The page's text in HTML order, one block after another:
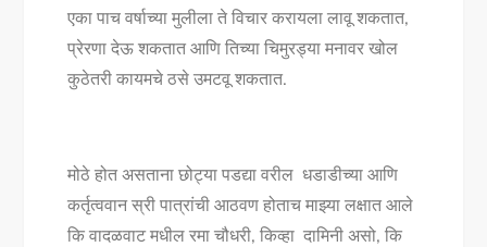
एका पाच वर्षाच्या मुलीला ते विचार करायला लावू शकतात,
प्रेरणा देऊ शकतात आणि तिच्या चिमुरड्या मनावर खोल
कुठेतरी कायमचे ठसे उमटवू शकतात.
मोठे होत असताना छोट्या पडद्या वरील धडाडीच्या आणि
कर्तृत्ववान स्री पात्रांची आठवण होताच माझ्या लक्षात आले
कि वादळवाट मधील रमा चौधरी, किव्हा दामिनी असो, कि